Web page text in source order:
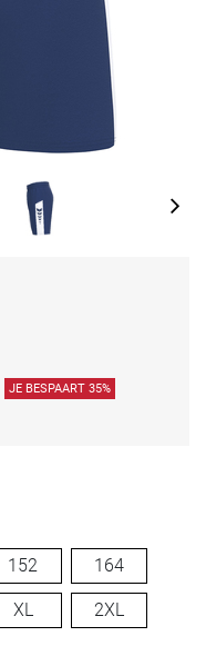
JE BESPAART 35%
152 164
XL 2XL